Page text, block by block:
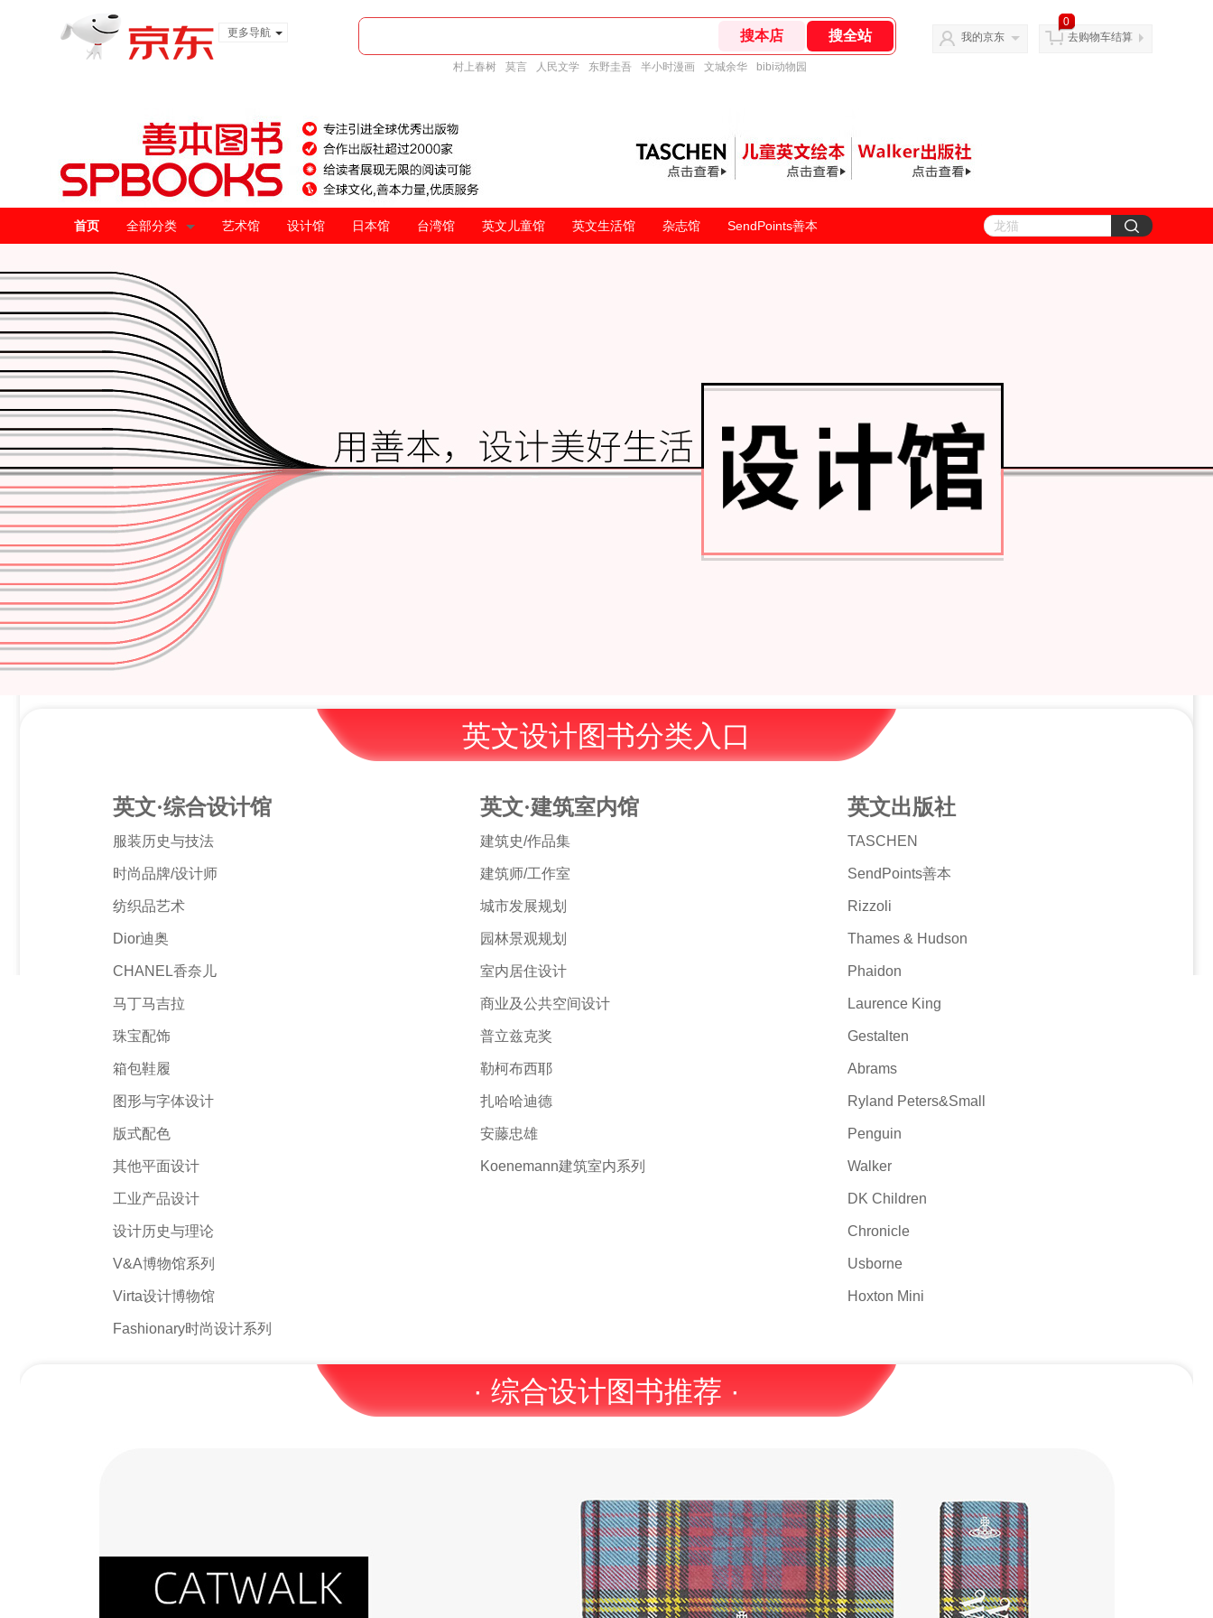
更多导航
村上春树 莫言 人民文学 东野圭吾 半小时漫画 文城余华 bibi动物园
我的京东
0
去购物车结算
首页 全部分类 艺术馆 设计馆 日本馆 台湾馆 英文儿童馆 英文生活馆 杂志馆 SendPoints善本
英文设计图书分类入口
英文·综合设计馆
服装历史与技法
时尚品牌/设计师
纺织品艺术
Dior迪奥
CHANEL香奈儿
马丁马吉拉
珠宝配饰
箱包鞋履
图形与字体设计
版式配色
其他平面设计
工业产品设计
设计历史与理论
V&A博物馆系列
Virta设计博物馆
Fashionary时尚设计系列
英文·建筑室内馆
建筑史/作品集
建筑师/工作室
城市发展规划
园林景观规划
室内居住设计
商业及公共空间设计
普立兹克奖
勒柯布西耶
扎哈哈迪德
安藤忠雄
Koenemann建筑室内系列
英文出版社
TASCHEN
SendPoints善本
Rizzoli
Thames & Hudson
Phaidon
Laurence King
Gestalten
Abrams
Ryland Peters&Small
Penguin
Walker
DK Children
Chronicle
Usborne
Hoxton Mini
· 综合设计图书推荐 ·